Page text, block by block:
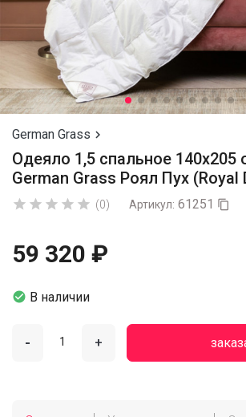
German Grass 
Одеяло 1,5 спальное 140х205
German Grass Роял Пух (Royal
     (0) Артикул: 61251 
59 320 ₽
 В наличии
- +